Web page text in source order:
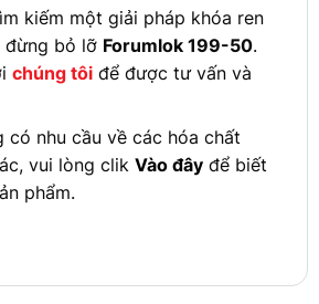
kiếm một giải pháp khóa ren
đừng bỏ lỡ Forumlok 199-50.
chúng tôiđể được tư vấn và
có nhu cầu về các hóa chất
vui lòng clik Vào đâyđể biết
phẩm.